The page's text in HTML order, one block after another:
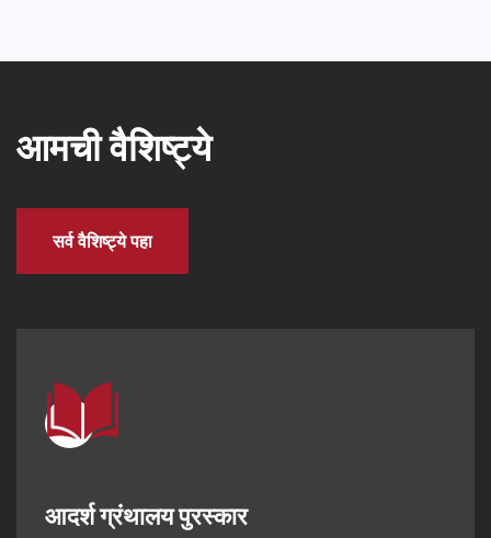
आमची वैशिष्ट्ये
सर्व वैशिष्ट्ये पहा
आदर्श ग्रंथालय पुरस्कार